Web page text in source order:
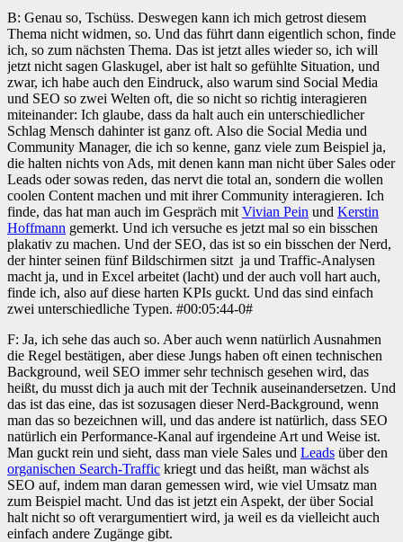
B: Genau so, Tschüss. Deswegen kann ich mich getrost diesem
Thema nicht widmen, so. Und das führt dann eigentlich schon, finde
ich, so zum nächsten Thema. Das ist jetzt alles wieder so, ich will
jetzt nicht sagen Glaskugel, aber ist halt so gefühlte Situation, und
zwar, ich habe auch den Eindruck, also warum sind Social Media
und SEO so zwei Welten oft, die so nicht so richtig interagieren
miteinander: Ich glaube, dass da halt auch ein unterschiedlicher
Schlag Mensch dahinter ist ganz oft. Also die Social Media und
Community Manager, die ich so kenne, ganz viele zum Beispiel ja,
die halten nichts von Ads, mit denen kann man nicht über Sales oder
Leads oder sowas reden, das nervt die total an, sondern die wollen
coolen Content machen und mit ihrer Community interagieren. Ich
finde, das hat man auch im Gespräch mit Vivian Pein und Kerstin
Hoffmann gemerkt. Und ich versuche es jetzt mal so ein bisschen
plakativ zu machen. Und der SEO, das ist so ein bisschen der Nerd,
der hinter seinen fünf Bildschirmen sitzt ja und Traffic-Analysen
macht ja, und in Excel arbeitet (lacht) und der auch voll hart auch,
finde ich, also auf diese harten KPIs guckt. Und das sind einfach
zwei unterschiedliche Typen. #00:05:44-0#
F: Ja, ich sehe das auch so. Aber auch wenn natürlich Ausnahmen
die Regel bestätigen, aber diese Jungs haben oft einen technischen
Background, weil SEO immer sehr technisch gesehen wird, das
heißt, du musst dich ja auch mit der Technik auseinandersetzen. Und
das ist das eine, das ist sozusagen dieser Nerd-Background, wenn
man das so bezeichnen will, und das andere ist natürlich, dass SEO
natürlich ein Performance-Kanal auf irgendeine Art und Weise ist.
Man guckt rein und sieht, dass man viele Sales und Leads über den
organischen Search-Traffic kriegt und das heißt, man wächst als
SEO auf, indem man daran gemessen wird, wie viel Umsatz man
zum Beispiel macht. Und das ist jetzt ein Aspekt, der über Social
halt nicht so oft verargumentiert wird, ja weil es da vielleicht auch
einfach andere Zugänge gibt.